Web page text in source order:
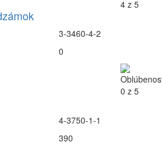
3-3460-4-2
0
4-3750-1-1
390